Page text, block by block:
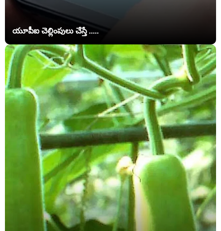
యూపీఐ చెల్లింపులు చేస్తే .....